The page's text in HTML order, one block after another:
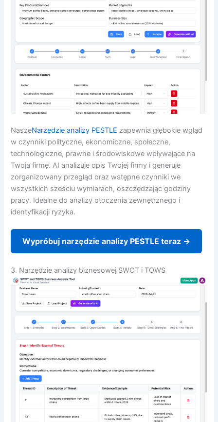
NaszeNarzędzie analizy PESTLE zapewnia głębokie wgląd
w czynniki polityczne, ekonomiczne, społeczne,
technologiczne, prawne i środowiskowe wpływające na
Twoją firmę. AI analizuje opis Twojej firmy i generuje
zorganizowany przegląd oraz wstępne czynniki we
wszystkich sześciu wymiarach, oszczędzając godziny
pracy. Idealne do analizy otoczenia zewnętrznego i
identyfikacji ryzyka.
Wypróbuj narzędzie analizy PESTLE teraz →
3. Narzędzie analizy biznesowej SWOT i TOWS